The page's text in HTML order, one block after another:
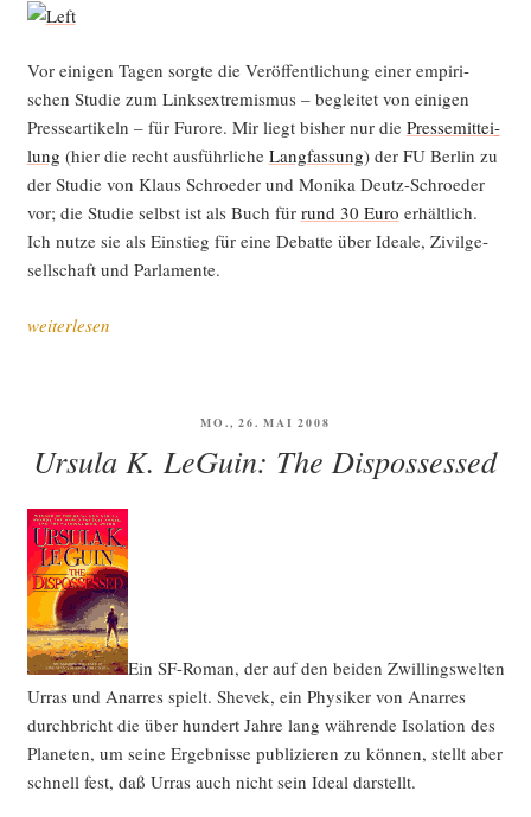
Vor eini­gen Tagen sorg­te die Ver­öf­fent­li­chung einer empi­ri­
schen Stu­die zum Links­extre­mis­mus – beglei­tet von eini­gen
Pres­se­ar­ti­keln – für Furo­re. Mir liegt bis­her nur die Pres­se­mit­tei­
lung (hier die recht aus­führ­li­che Lang­fas­sung) der FU Ber­lin zu
der Stu­die von Klaus Schroe­der und Moni­ka Deutz-Schroe­der
vor; die Stu­die selbst ist als Buch für rund 30 Euro erhält­lich.
Ich nut­ze sie als Ein­stieg für eine Debat­te über Idea­le, Zivil­ge­
sell­schaft und Parlamente.
„Die
de“
weiterlesen
VERÖFFENTLICHT
MO., 26. MAI 2008
Ursula K. LeGuin: The Dispossessed
Ein SF-Roman, der auf den bei­den Zwil­lings­wel­ten
Urras und Anar­res spielt. She­vek, ein Phy­si­ker von Anar­res
durch­bricht die über hun­dert Jah­re lang wäh­ren­de Iso­la­ti­on des
Pla­ne­ten, um sei­ne Ergeb­nis­se publi­zie­ren zu kön­nen, stellt aber
schnell fest, daß Urras auch nicht sein Ide­al darstellt.